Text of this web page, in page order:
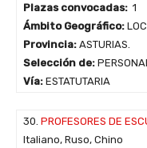
Plazas convocadas: 1
Ámbito Geográfico:
Provincia: ASTURIAS.
Selección de:
Vía: ESTATUTARIA
30. PROFESORES DE
Italiano, Ruso, Chino